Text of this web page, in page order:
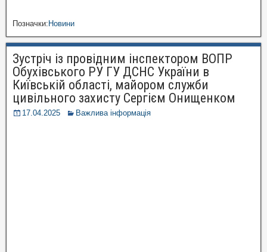
Позначки:Новини
Зустріч із провідним інспектором ВОПР
Обухівського РУ ГУ ДСНС України в
Київській області, майором служби
цивільного захисту Сергієм Онищенком
17.04.2025 Важлива інформація